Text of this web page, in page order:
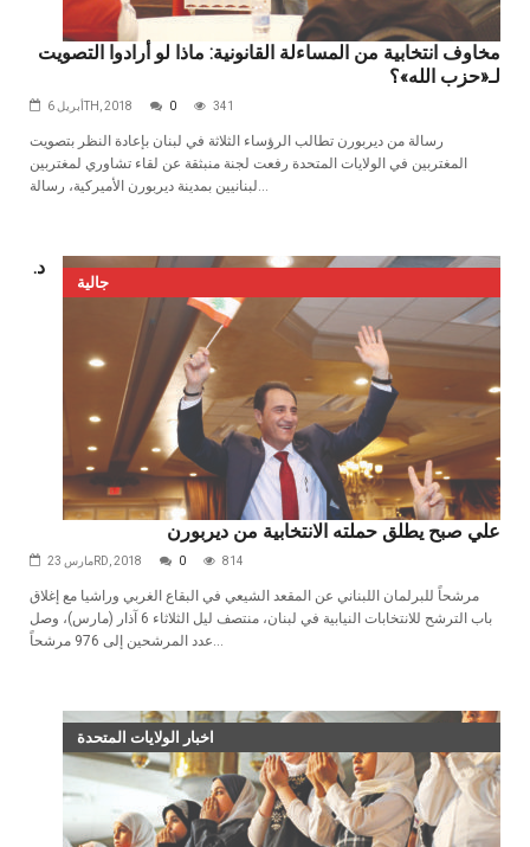
مخاوف انتخابية من المساءلة القانونية: ماذا لو أرادوا التصويت
لـ«حزب الله»؟
أبريل 6TH, 2018 0 341
رسالة من ديربورن تطالب الرؤساء الثلاثة في لبنان بإعادة النظر بتصويت
المغتربين في الولايات المتحدة رفعت لجنة منبثقة عن لقاء تشاوري لمغتربين
لبنانيين بمدينة ديربورن الأميركية، رسالة...
جالية
د.
علي صبح يطلق حملته الانتخابية من ديربورن
مارس 23RD, 2018 0 814
مرشحاً للبرلمان اللبناني عن المقعد الشيعي في البقاع الغربي وراشيا مع إغلاق
باب الترشح للانتخابات النيابية في لبنان، منتصف ليل الثلاثاء 6 آذار (مارس)، وصل
عدد المرشحين إلى 976 مرشحاً...
اخبار الولايات المتحدة